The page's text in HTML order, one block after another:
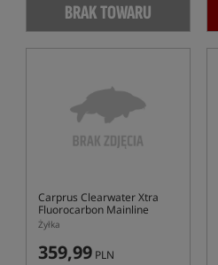
BRAK TOWARU
Carprus Clearwater Xtra
Fluorocarbon Mainline
Żyłka
359,99 PLN